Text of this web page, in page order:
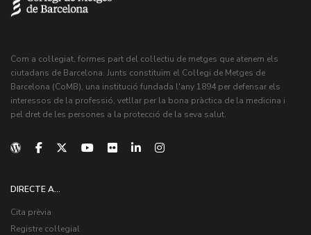
Com a col·legiat, formes part del col·lectiu de metges que atenem els
ciutadans de Barcelona. Junts constituïm el Col·legi de Metges de
Barcelona (CoMB), una institució fundada l'any 1894 per defensar els
interessos de la professió, vetllar per la bona pràctica de la medicina i
pel dret de les persones a la protecció de la seva salut.
DIRECTE A...
Cita prèvia
Registre col·legial